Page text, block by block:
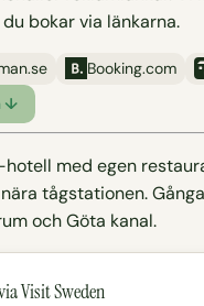
bokar via länkarna.
Booking.com
↓
med egen
tågstationen.
och Göta kanal.
Visit Sweden